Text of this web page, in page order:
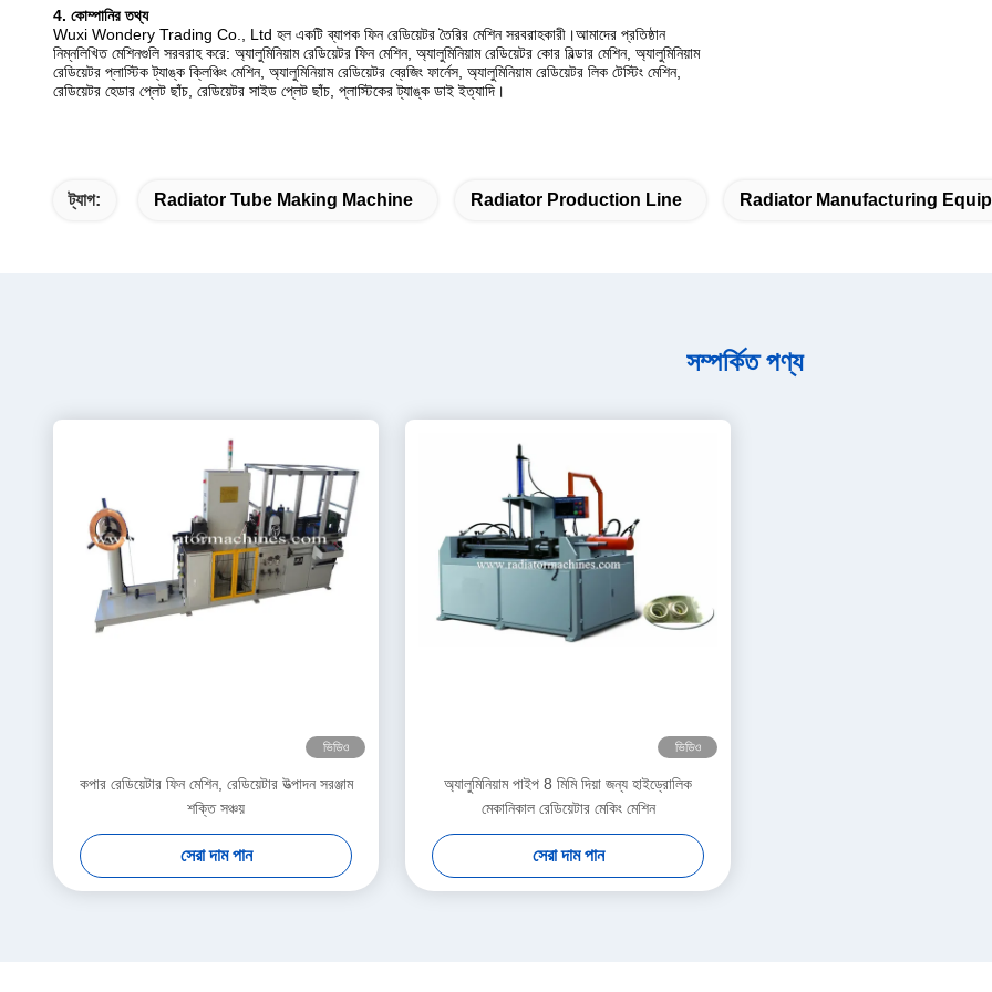
4. কোম্পানির তথ্য
Wuxi Wondery Trading Co., Ltd হল একটি ব্যাপক ফিন রেডিয়েটর তৈরির মেশিন সরবরাহকারী।আমাদের প্রতিষ্ঠান
নিম্নলিখিত মেশিনগুলি সরবরাহ করে: অ্যালুমিনিয়াম রেডিয়েটর ফিন মেশিন, অ্যালুমিনিয়াম রেডিয়েটর কোর বিল্ডার মেশিন, অ্যালুমিনিয়াম
রেডিয়েটর প্লাস্টিক ট্যাঙ্ক ক্লিঞ্চিং মেশিন, অ্যালুমিনিয়াম রেডিয়েটর ব্রেজিং ফার্নেস, অ্যালুমিনিয়াম রেডিয়েটর লিক টেস্টিং মেশিন,
রেডিয়েটর হেডার প্লেট ছাঁচ, রেডিয়েটর সাইড প্লেট ছাঁচ, প্লাস্টিকের ট্যাঙ্ক ডাই ইত্যাদি।
ট্যাগ: Radiator Tube Making Machine Radiator Production Line Radiator Manufacturing
সম্পর্কিত পণ্য
ভিডিও
কপার রেডিয়েটার ফিন মেশিন, রেডিয়েটার উত্পাদন সরঞ্জাম
শক্তি সঞ্চয়
সেরা দাম পান
ভিডিও
অ্যালুমিনিয়াম পাইপ 8 মিমি দিয়া জন্য হাইড্রোলিক
মেকানিকাল রেডিয়েটার মেকিং মেশিন
সেরা দাম পান